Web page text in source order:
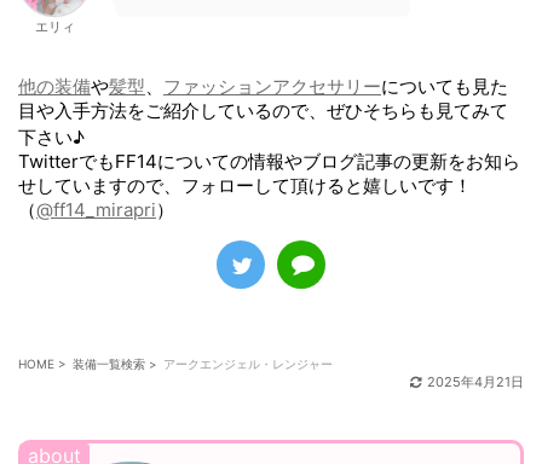
エリィ
他の装備や髪型、 ファッションアクセサリーについても見た
目や入手方法をご紹介しているので、ぜひそちらも見てみて
下さい♪
TwitterでもFF14についての情報やブログ記事の更新をお知ら
せしていますので、フォローして頂けると嬉しいです！
（@ff14_mirapri）
HOME > 装備一覧検索 > アークエンジェル・レンジャー
2025年4月21日